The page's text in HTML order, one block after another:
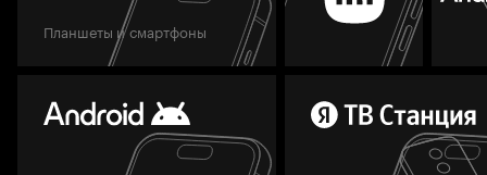
Планшеты и смартфоны